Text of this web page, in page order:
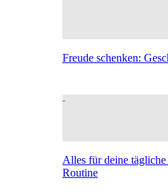
Freude schenken:
Alles für deine
Routine